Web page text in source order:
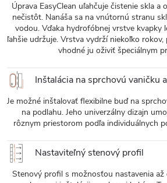
Úprava EasyClean uľahčuje čistenie skla a
nečistôt. Nanáša sa na vnútornú stranu
vodou. Vďaka hydrofóbnej vrstve kvapky
ľahšie udržuje. Vrstva vydrží niekoľko
vhodné ju oživiť špeciálnym
Inštalácia na sprchovú vaničku
Je možné inštalovať flexibilne buď na
na podlahu. Jeho univerzálny dizajn
rôznym priestorom podľa individuálnych
Nastaviteľný stenový profil
Stenový profil s možnosťou nastavenia